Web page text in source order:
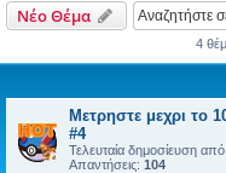
Νέο Θέμα
4
Μετρηστε μεχρι το
#4
Τελευταία δημοσίευση από
Απαντήσεις: 104